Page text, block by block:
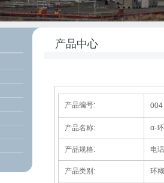
产品中心
产品编号: 004
产品名称: α-
产品规格: 电
产品类别: 环